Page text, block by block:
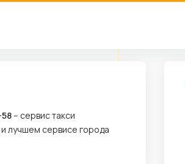
– сервис такси
лучшем сервисе города